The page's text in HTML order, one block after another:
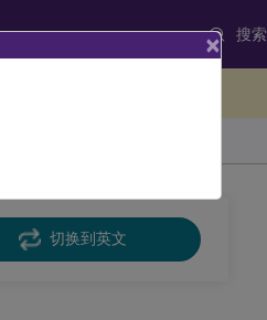
搜索
切换到英文
×